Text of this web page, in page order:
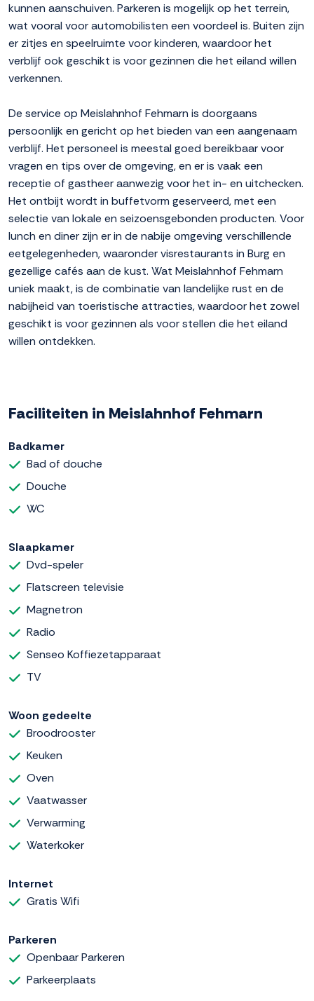
kunnen aanschuiven. Parkeren is mogelijk op het terrein,
wat vooral voor automobilisten een voordeel is. Buiten zijn
er zitjes en speelruimte voor kinderen, waardoor het
verblijf ook geschikt is voor gezinnen die het eiland willen
verkennen.
De service op Meislahnhof Fehmarn is doorgaans
persoonlijk en gericht op het bieden van een aangenaam
verblijf. Het personeel is meestal goed bereikbaar voor
vragen en tips over de omgeving, en er is vaak een
receptie of gastheer aanwezig voor het in- en uitchecken.
Het ontbijt wordt in buffetvorm geserveerd, met een
selectie van lokale en seizoensgebonden producten. Voor
lunch en diner zijn er in de nabije omgeving verschillende
eetgelegenheden, waaronder visrestaurants in Burg en
gezellige cafés aan de kust. Wat Meislahnhof Fehmarn
uniek maakt, is de combinatie van landelijke rust en de
nabijheid van toeristische attracties, waardoor het zowel
geschikt is voor gezinnen als voor stellen die het eiland
willen ontdekken.
Faciliteiten in Meislahnhof Fehmarn
Badkamer
Bad of douche
Douche
WC
Slaapkamer
Dvd-speler
Flatscreen televisie
Magnetron
Radio
Senseo Koffiezetapparaat
TV
Woon gedeelte
Broodrooster
Keuken
Oven
Vaatwasser
Verwarming
Waterkoker
Internet
Gratis Wifi
Parkeren
Openbaar Parkeren
Parkeerplaats